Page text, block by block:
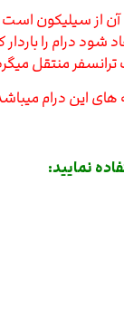
آن از سیلیکون است
شود درام را
منتقل
های این درام
نمایید: